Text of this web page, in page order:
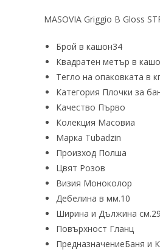
MASOVIA Griggio B Gloss
Брой в кашон34
Квадратен метър в
Тегло на опаковката в
Категория Плочки за
Качество Първо
Колекция Масовиа
Марка Tubadzin
Произход Полша
Цвят Розов
Визия Моноколор
Дебелина в мм.10
Ширина и Дължина см.
Повърхност Гланц
ПредназначениеБаня и